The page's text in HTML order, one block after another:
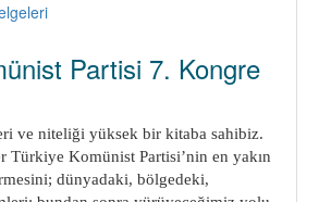
Partisi 7. Kongre
ve niteliği yüksek bir kitaba sahibiz.
Türkiye Komünist Partisi’nin en yakın
dünyadaki, bölgedeki,